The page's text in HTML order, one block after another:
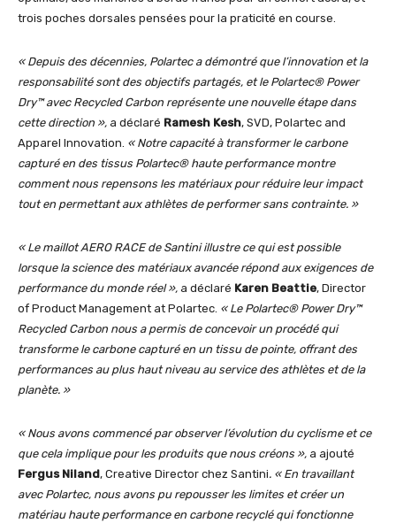
trois poches dorsales pensées pour la praticité en course.
« Depuis des décennies, Polartec a démontré que l’innovation et la
responsabilité sont des objectifs partagés, et le Polartec® Power
Dry™ avec Recycled Carbon représente une nouvelle étape dans
cette direction », a déclaré Ramesh Kesh, SVD, Polartec and
Apparel Innovation. « Notre capacité à transformer le carbone
capturé en des tissus Polartec® haute performance montre
comment nous repensons les matériaux pour réduire leur impact
tout en permettant aux athlètes de performer sans contrainte. »
« Le maillot AERO RACE de Santini illustre ce qui est possible
lorsque la science des matériaux avancée répond aux exigences de
performance du monde réel », a déclaré Karen Beattie, Director
of Product Management at Polartec. « Le Polartec® Power Dry™
Recycled Carbon nous a permis de concevoir un procédé qui
transforme le carbone capturé en un tissu de pointe, offrant des
performances au plus haut niveau au service des athlètes et de la
planète. »
« Nous avons commencé par observer l’évolution du cyclisme et ce
que cela implique pour les produits que nous créons », a ajouté
Fergus Niland, Creative Director chez Santini. « En travaillant
avec Polartec, nous avons pu repousser les limites et créer un
matériau haute performance en carbone recyclé qui fonctionne